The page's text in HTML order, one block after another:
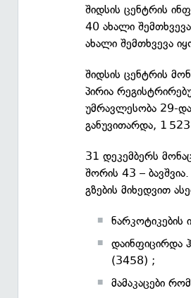
შიდსის ცენტრის
40 ახალი
ახალი შემთხვევა
შიდსის ცენტრის
პირია
უმრავლესობა 29-
განუვითარდა, 1
31 დეკემბერს
შორის 43 –
გზების მიხედვით
დაინფიცირდა
(3458) ;
მამაკაცები